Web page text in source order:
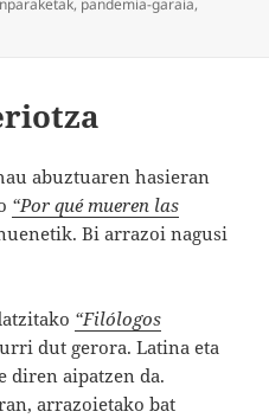
, pandemia-garaia,
edo zerekin erkatu?
abuztuaren hasieran
“Por qué mueren las
Bi arrazoi nagusi
“Filólogos
dut gerora. Latina eta
diren aipatzen da.
arrazoietako bat